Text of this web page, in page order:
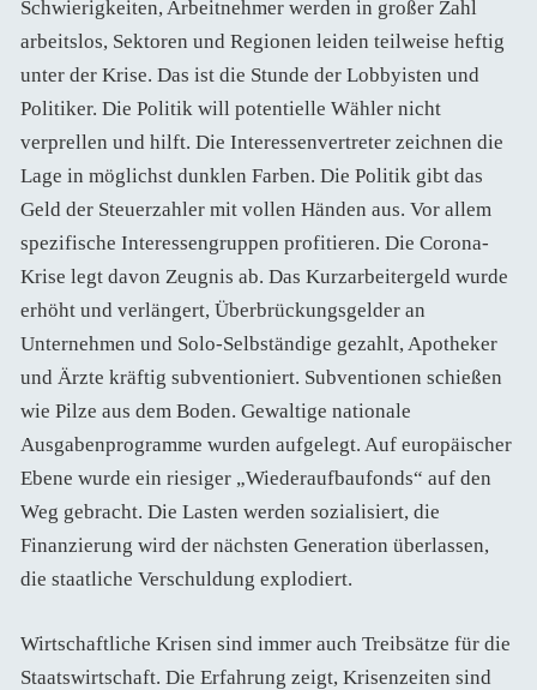
Schwierigkeiten, Arbeitnehmer werden in großer Zahl
arbeitslos, Sektoren und Regionen leiden teilweise heftig
unter der Krise. Das ist die Stunde der Lobbyisten und
Politiker. Die Politik will potentielle Wähler nicht
verprellen und hilft. Die Interessenvertreter zeichnen die
Lage in möglichst dunklen Farben. Die Politik gibt das
Geld der Steuerzahler mit vollen Händen aus. Vor allem
spezifische Interessengruppen profitieren. Die Corona-
Krise legt davon Zeugnis ab. Das Kurzarbeitergeld wurde
erhöht und verlängert, Überbrückungsgelder an
Unternehmen und Solo-Selbständige gezahlt, Apotheker
und Ärzte kräftig subventioniert. Subventionen schießen
wie Pilze aus dem Boden. Gewaltige nationale
Ausgabenprogramme wurden aufgelegt. Auf europäischer
Ebene wurde ein riesiger „Wiederaufbaufonds“ auf den
Weg gebracht. Die Lasten werden sozialisiert, die
Finanzierung wird der nächsten Generation überlassen,
die staatliche Verschuldung explodiert.
Wirtschaftliche Krisen sind immer auch Treibsätze für die
Staatswirtschaft. Die Erfahrung zeigt, Krisenzeiten sind